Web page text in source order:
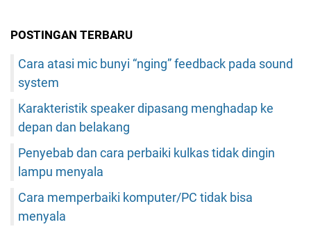
POSTINGAN TERBARU
Cara atasi mic bunyi “nging” feedback pada sound
system
Karakteristik speaker dipasang menghadap ke
depan dan belakang
Penyebab dan cara perbaiki kulkas tidak dingin
lampu menyala
Cara memperbaiki komputer/PC tidak bisa
menyala